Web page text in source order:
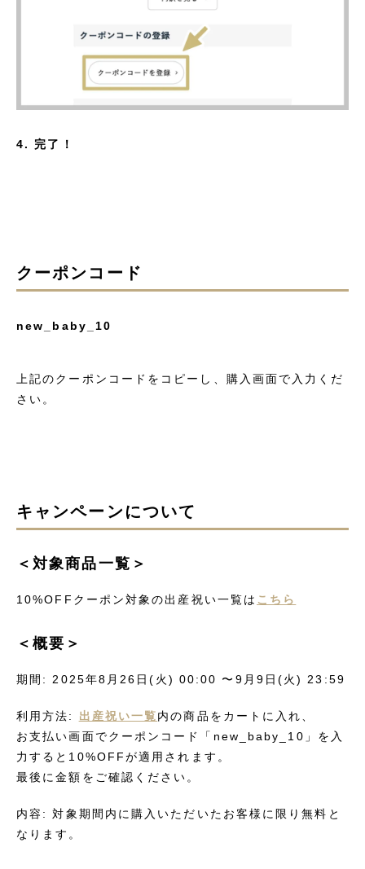
4. 完了！
クーポンコード
new_baby_10
上記のクーポンコードをコピーし、購入画面で入力くだ
さい。
キャンペーンについて
＜対象商品一覧＞
10%OFFクーポン対象の出産祝い一覧は こちら
＜概要＞
期間: 2025年8月26日(火) 00:00 〜9月9日(火) 23:59
利用方法: 出産祝い一覧内の商品をカートに入れ、
お支払い画面でクーポンコード「new_baby_10」を入
力すると10%OFFが適用されます。
最後に金額をご確認ください。
内容: 対象期間内に購入いただいたお客様に限り無料と
なります。